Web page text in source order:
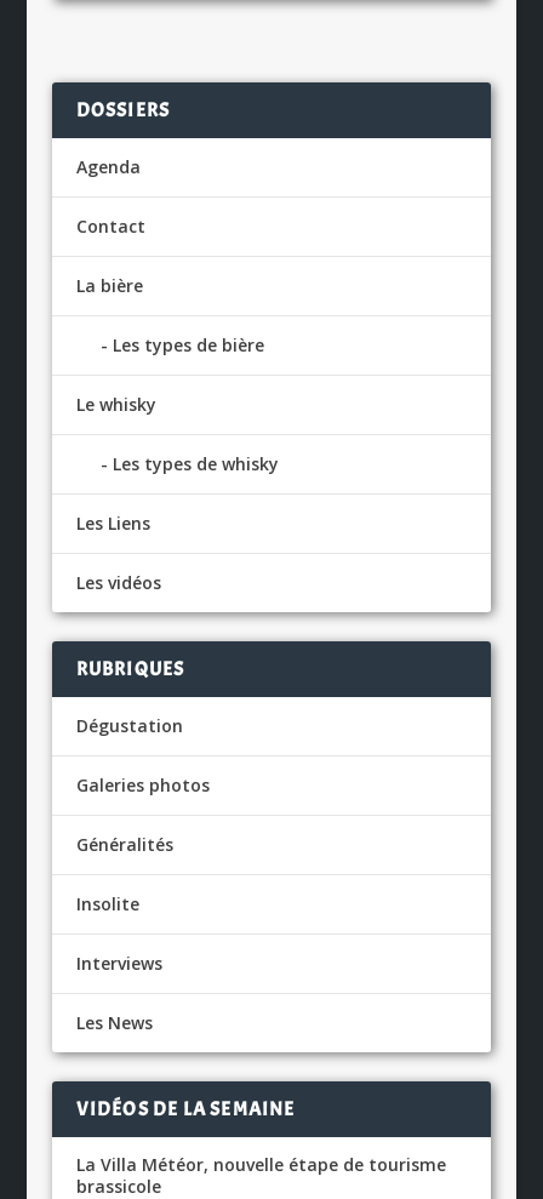
DOSSIERS
Agenda
Contact
La bière
Les types de bière
Le whisky
Les types de whisky
Les Liens
Les vidéos
RUBRIQUES
Dégustation
Galeries photos
Généralités
Insolite
Interviews
Les News
VIDÉOS DE LA SEMAINE
La Villa Météor, nouvelle étape de tourisme
brassicole